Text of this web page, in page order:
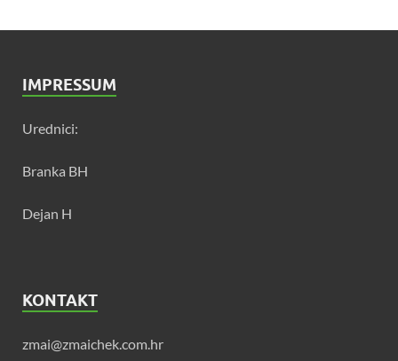
IMPRESSUM
Urednici:
Branka BH
Dejan H
KONTAKT
zmai@zmaichek.com.hr